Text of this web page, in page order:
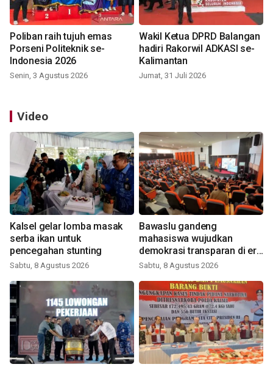
Poliban raih tujuh emas
Porseni Politeknik se-
Indonesia 2026
Senin, 3 Agustus 2026
Wakil Ketua DPRD Balangan
hadiri Rakorwil ADKASI se-
Kalimantan
Jumat, 31 Juli 2026
Video
Kalsel gelar lomba masak
serba ikan untuk
pencegahan stunting
Sabtu, 8 Agustus 2026
Bawaslu gandeng
mahasiswa wujudkan
demokrasi transparan di era
digital
Sabtu, 8 Agustus 2026